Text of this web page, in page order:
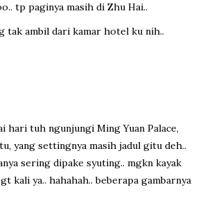
tp paginya masih di Zhu Hai..
tak ambil dari kamar hotel ku nih..
hari tuh ngunjungi Ming Yuan Palace,
yang settingnya masih jadul gitu deh..
sering dipake syuting.. mgkn kayak
kali ya.. hahahah.. beberapa gambarnya